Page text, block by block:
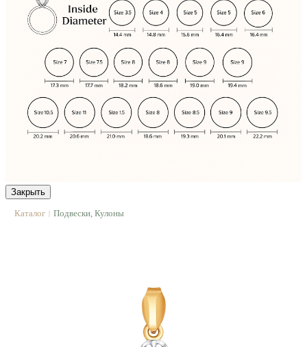
Закрыть
Каталог | Подвески, Кулоны